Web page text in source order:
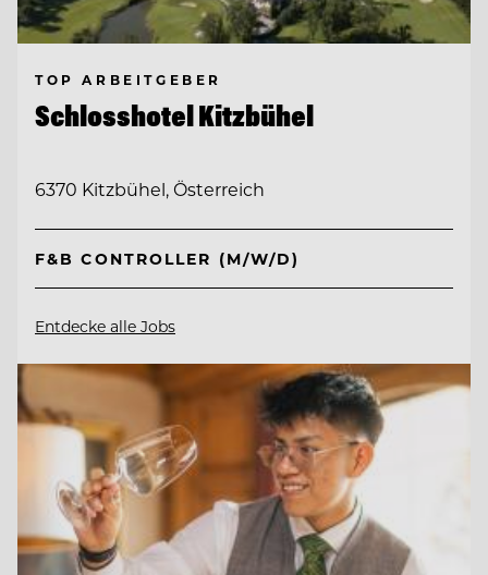
TOP ARBEITGEBER
Schlosshotel Kitzbühel
6370 Kitzbühel, Österreich
F&B CONTROLLER (M/W/D)
Entdecke alle Jobs